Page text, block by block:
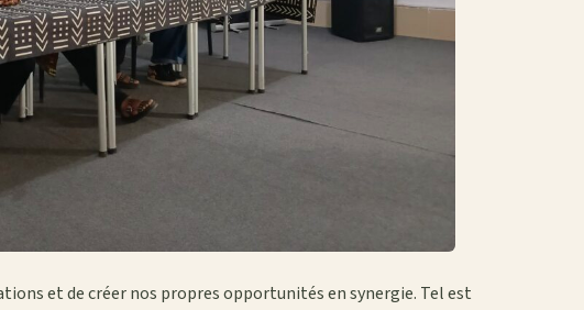
et de créer nos propres opportunités en synergie. Tel est